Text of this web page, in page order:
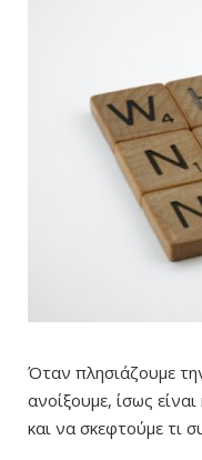
Όταν πλησιάζουμε
ανοίξουμε, ίσως
και να σκεφτούμε τι